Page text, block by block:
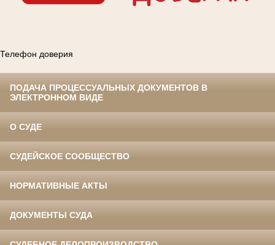
Телефон доверия
ПОДАЧА ПРОЦЕССУАЛЬНЫХ ДОКУМЕНТОВ В
ЭЛЕКТРОННОМ ВИДЕ
О СУДЕ
СУДЕЙСКОЕ СООБЩЕСТВО
НОРМАТИВНЫЕ АКТЫ
ДОКУМЕНТЫ СУДА